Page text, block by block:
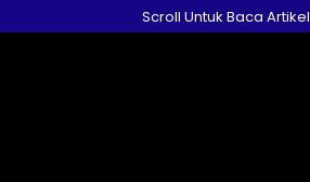
ke
Scroll Untuk Baca Artikel